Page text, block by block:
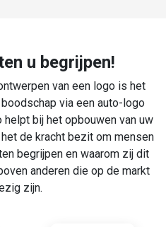
u begrijpen!
van een logo is het
via een auto-logo
helpt bij het opbouwen van uw
de kracht bezit om mensen
begrijpen en waarom zij dit
anderen die op de markt
zijn.